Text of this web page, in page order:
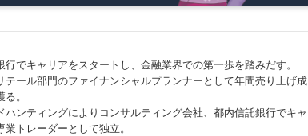
行でキャリアをスタートし、金融業界での第一歩を踏みだす。
テール部門のファイナンシャルプランナーとして年間売り上げ成
。
ハンティングによりコンサルティング会社、都内信託銀行でキャ
業トレーダーとして独立。